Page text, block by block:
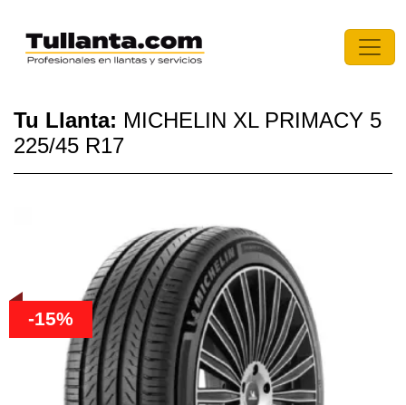
Tu Llanta: MICHELIN XL PRIMACY 5
225/45 R17
-15%